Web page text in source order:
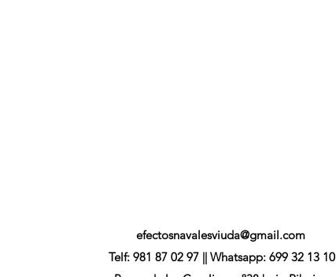
efectosnavalesviuda@gmail.com
Telf: 981 87 02 97 || Whatsapp: 699 32 13 10